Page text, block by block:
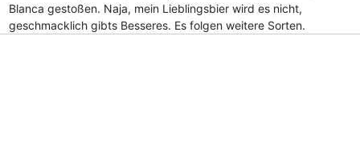
Blanca gestoßen. Naja, mein Lieblingsbier wird es nicht,
geschmacklich gibts Besseres. Es folgen weitere Sorten.